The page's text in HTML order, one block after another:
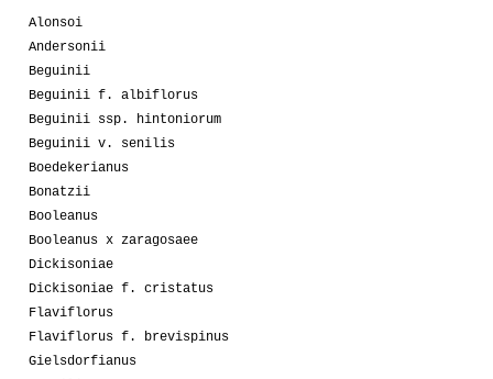
Alonsoi
Andersonii
Beguinii
Beguinii f. albiflorus
Beguinii ssp. hintoniorum
Beguinii v. senilis
Boedekerianus
Bonatzii
Booleanus
Booleanus x zaragosaee
Dickisoniae
Dickisoniae f. cristatus
Flaviflorus
Flaviflorus f. brevispinus
Gielsdorfianus